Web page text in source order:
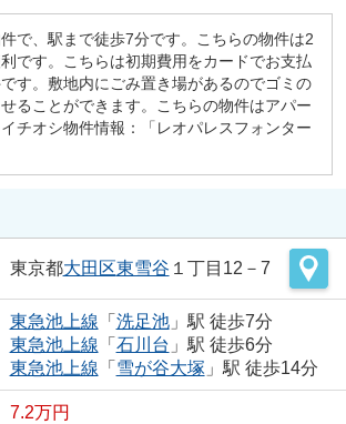
で、駅まで徒歩7分です。こちらの物件は2
です。こちらは初期費用をカードでお支払
す。敷地内にごみ置き場があるのでゴミの
ることができます。こちらの物件はアパー
チオシ物件情報：「レオパレスフォンター
東京都大田区東雪谷 １丁目12－7
東急池上線 「 洗足池」駅 徒歩7分
東急池上線 「 石川台 」駅 徒歩6分
東急池上線 「 雪が谷大塚 」駅 徒歩14分
7.2万円